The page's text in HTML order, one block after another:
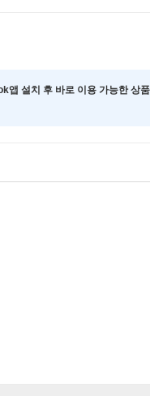
앱 설치 후 바로 이용 가능한 상품